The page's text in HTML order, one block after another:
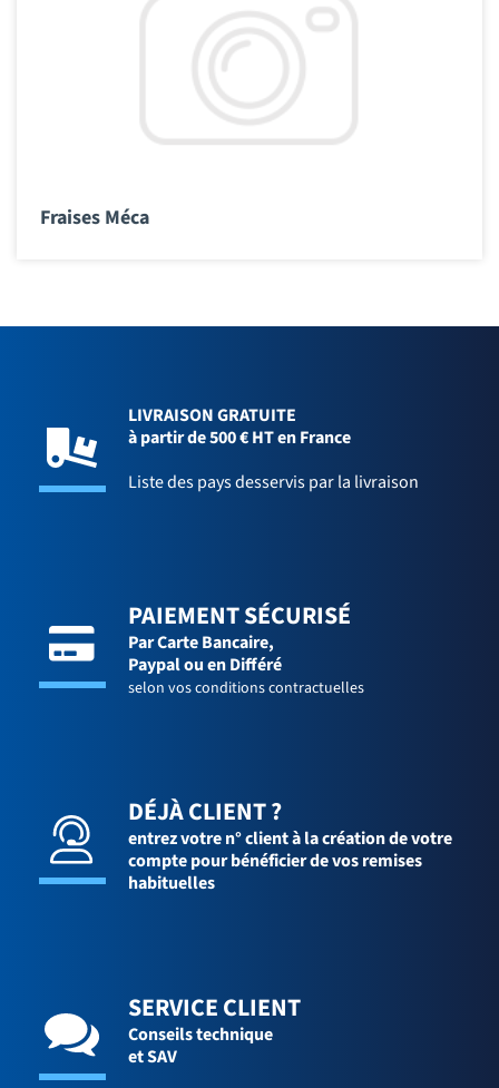
Fraises Méca
LIVRAISON GRATUITE
à partir de 500 € HT en France
Liste des pays desservis par la livraison
PAIEMENT SÉCURISÉ
Par Carte Bancaire,
Paypal ou en Différé
selon vos conditions contractuelles
DÉJÀ CLIENT ?
entrez votre n° client à la création de votre
compte pour bénéficier de vos remises
habituelles
SERVICE CLIENT
Conseils technique
et SAV